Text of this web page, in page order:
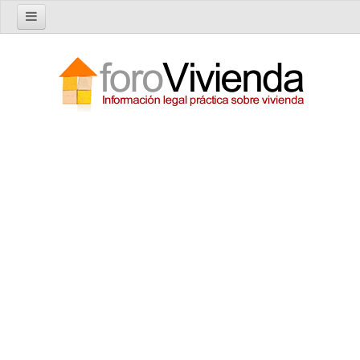
Nuevo tema